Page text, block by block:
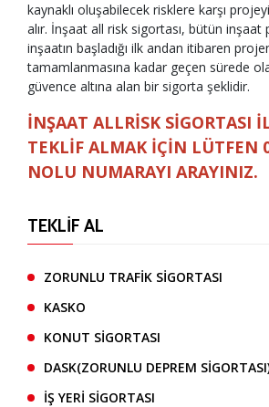
kaynaklı oluşabilecek risklere karşı
alır. İnşaat all risk sigortası, bütün inşaat
inşaatın başladığı ilk andan itibaren
tamamlanmasına kadar geçen sürede
güvence altına alan bir sigorta şeklidir.
İNŞAAT ALLRİSK SİGORTASI
TEKLİF ALMAK İÇİN LÜTFEN
NOLU NUMARAYI ARAYINIZ.
TEKLİF AL
ZORUNLU TRAFİK SİGORTASI
KASKO
KONUT SİGORTASI
DASK(ZORUNLU DEPREM
İŞ YERİ SİGORTASI